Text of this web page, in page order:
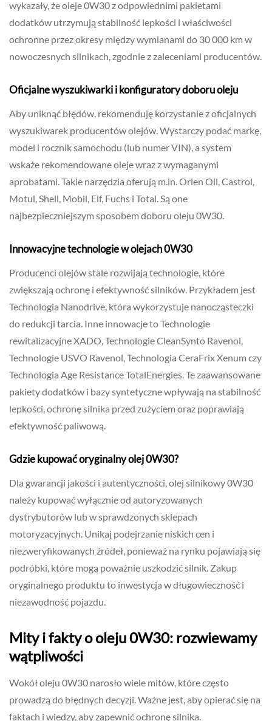
wykazały, że oleje 0W30 z odpowiednimi pakietami
dodatków utrzymują stabilność lepkości i właściwości
ochronne przez okresy między wymianami do 30 000 km w
nowoczesnych silnikach, zgodnie z zaleceniami producentów.
Oficjalne wyszukiwarki i konfiguratory doboru oleju
Aby uniknąć błędów, rekomenduję korzystanie z oficjalnych
wyszukiwarek producentów olejów. Wystarczy podać markę,
model i rocznik samochodu (lub numer VIN), a system
wskaże rekomendowane oleje wraz z wymaganymi
aprobatami. Takie narzędzia oferują m.in. Orlen Oil, Castrol,
Motul, Shell, Mobil, Elf, Fuchs i Total. Są one
najbezpieczniejszym sposobem doboru oleju 0W30.
Innowacyjne technologie w olejach 0W30
Producenci olejów stale rozwijają technologie, które
zwiększają ochronę i efektywność silników. Przykładem jest
Technologia Nanodrive, która wykorzystuje nanocząsteczki
do redukcji tarcia. Inne innowacje to Technologie
rewitalizacyjne XADO, Technologie CleanSynto Ravenol,
Technologie USVO Ravenol, Technologia CeraFrix Xenum czy
Technologia Age Resistance TotalEnergies. Te zaawansowane
pakiety dodatków i bazy syntetyczne wpływają na stabilność
lepkości, ochronę silnika przed zużyciem oraz poprawiają
efektywność paliwową.
Gdzie kupować oryginalny olej 0W30?
Dla gwarancji jakości i autentyczności, olej silnikowy 0W30
należy kupować wyłącznie od autoryzowanych
dystrybutorów lub w sprawdzonych sklepach
motoryzacyjnych. Unikaj podejrzanie niskich cen i
niezweryfikowanych źródeł, ponieważ na rynku pojawiają się
podróbki, które mogą poważnie uszkodzić silnik. Zakup
oryginalnego produktu to inwestycja w długowieczność i
niezawodność pojazdu.
Mity i fakty o oleju 0W30: rozwiewamy
wątpliwości
Wokół oleju 0W30 narosło wiele mitów, które często
prowadzą do błędnych decyzji. Ważne jest, aby opierać się na
faktach i wiedzy, aby zapewnić ochronę silnika.